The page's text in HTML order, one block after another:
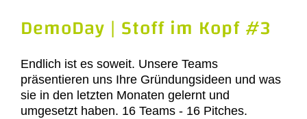
DemoDay | Stoff im Kopf #3
Endlich ist es soweit. Unsere Teams
präsentieren uns Ihre Gründungsideen und was
sie in den letzten Monaten gelernt und
umgesetzt haben. 16 Teams - 16 Pitches.